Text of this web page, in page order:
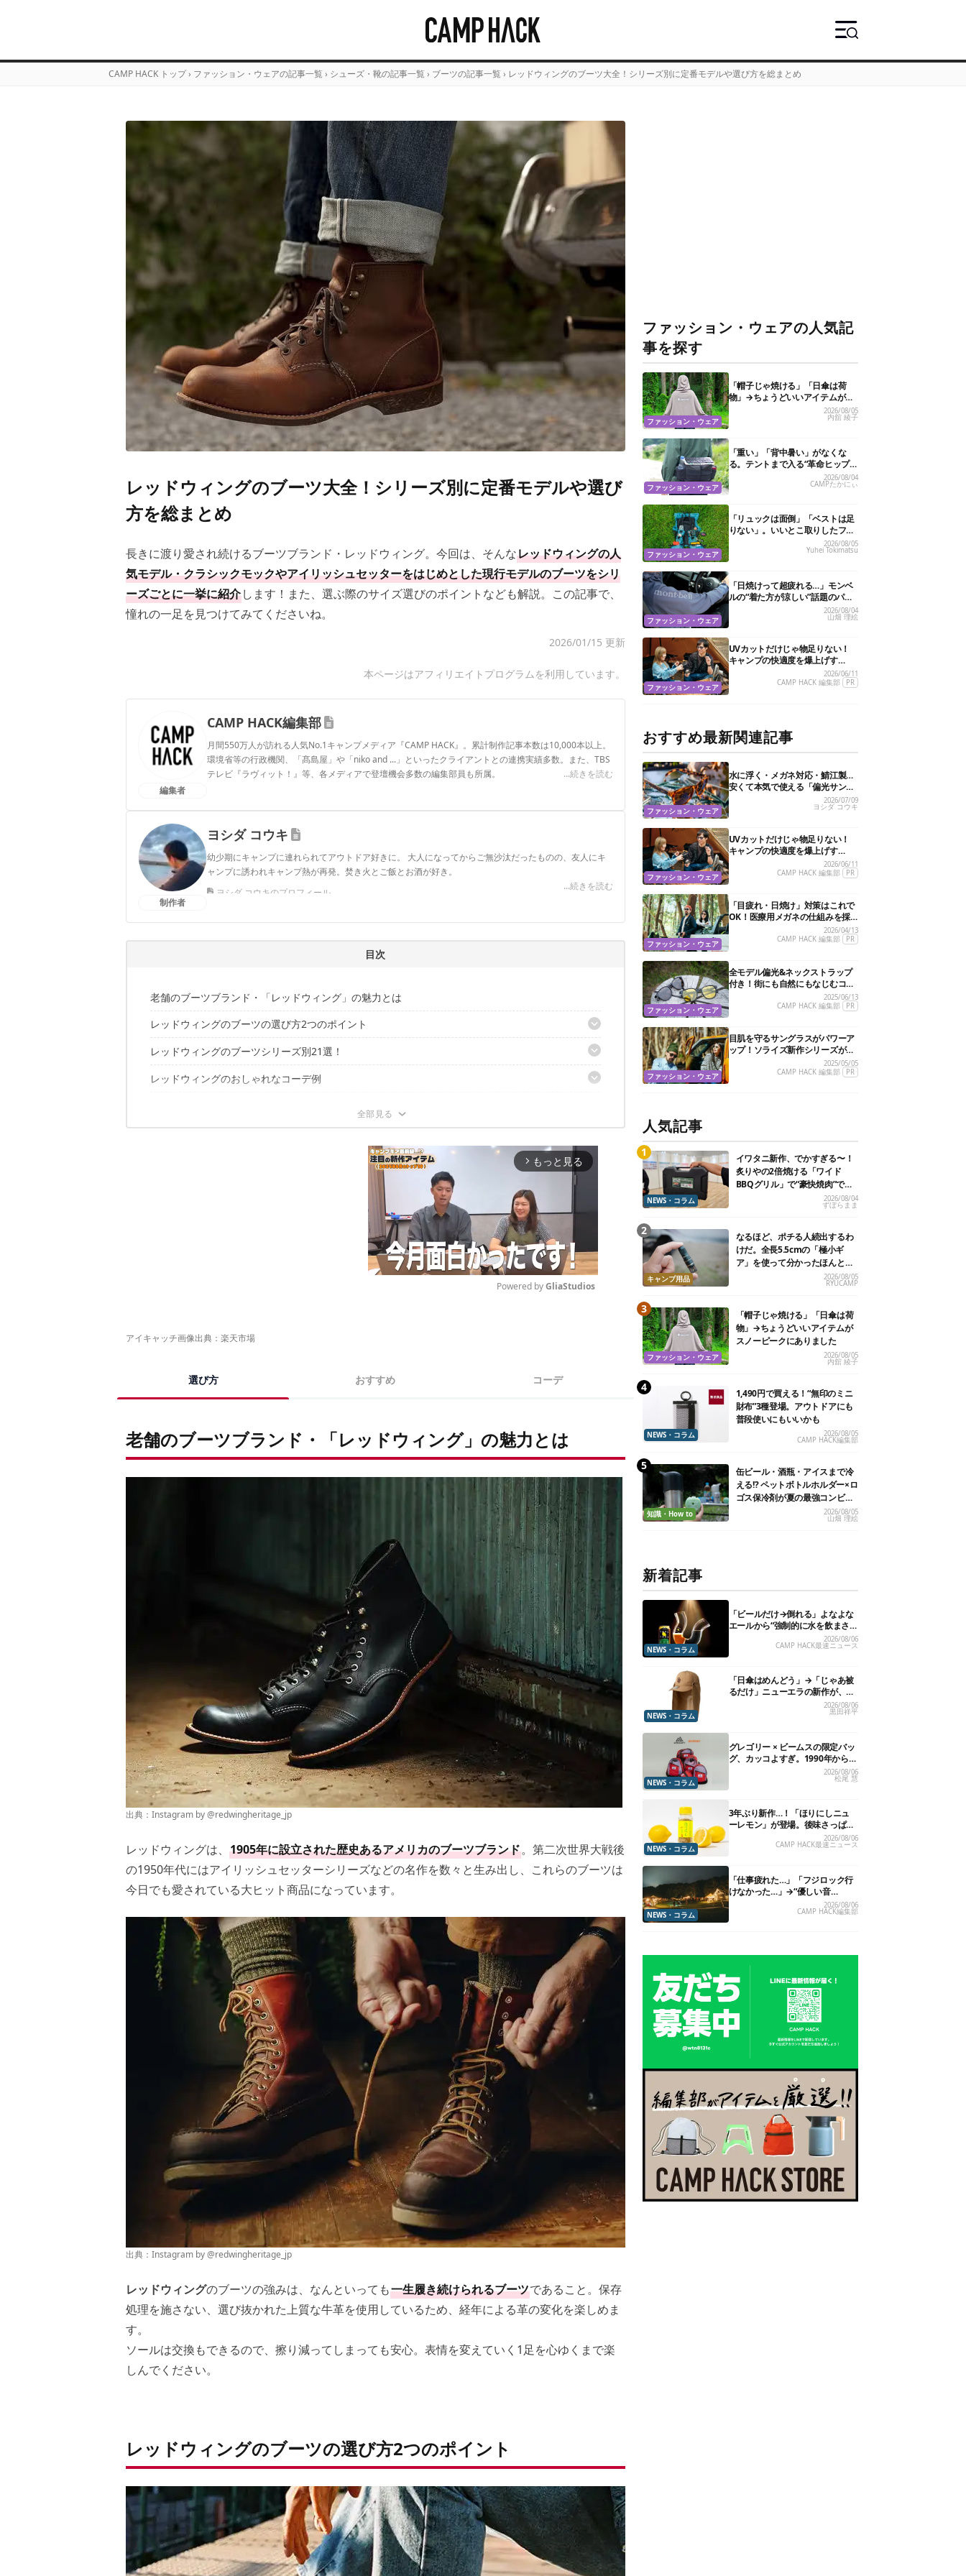
CAMP HACK トップ › ファッション・ウェアの記事一覧 › シューズ・靴の記事一覧 › ブーツの記事一覧 › レッドウィングのブーツ大全！シリーズ別に定番モデルや選び方を総まとめ
レッドウィングのブーツ大全！シリーズ別に定番モデルや選び
方を総まとめ
長きに渡り愛され続けるブーツブランド・レッドウィング。今回は、そんなレッドウィングの人
気モデル・クラシックモックやアイリッシュセッターをはじめとした現行モデルのブーツをシリ
ーズごとに一挙に紹介します！また、選ぶ際のサイズ選びのポイントなども解説。この記事で、
憧れの一足を見つけてみてくださいね。
2026/01/15 更新
本ページはアフィリエイトプログラムを利用しています。
編集者
CAMP HACK編集部
月間550万人が訪れる人気No.1キャンプメディア『CAMP HACK』。累計制作記事本数は10,000本以上。
環境省等の行政機関、「髙島屋」や「niko and ...」といったクライアントとの連携実績多数。また、TBS
テレビ『ラヴィット！』等、各メディアで登壇機会多数の編集部員も所属。
...続きを読む
制作者
ヨシダ コウキ
幼少期にキャンプに連れられてアウトドア好きに。 大人になってからご無沙汰だったものの、友人にキ
ャンプに誘われキャンプ熱が再発。焚き火とご飯とお酒が好き。
...続きを読む
ヨシダ コウキのプロフィール
目次
老舗のブーツブランド・「レッドウィング」の魅力とは
レッドウィングのブーツの選び方2つのポイント
①靴ごとにサイズ感は違う！できる限り試着が◎
レッドウィングのブーツシリーズ別21選！
アイリッシュセッター&クラシック
ブラックスミス
レッドウィングのおしゃれなコーデ例
ウィークエンダー チャッカ
レッドウィングのブーツに関するこちらの記事もおすすめ
arrow_forward_ios もっと見る
Powered by GliaStudios
アイキャッチ画像出典： 楽天市場
選び方 おすすめ コーデ
老舗のブーツブランド・「レッドウィング」の魅力とは
出典：Instagram by@redwingheritage_jp
レッドウィングは、 1905年に設立された歴史あるアメリカのブーツブランド。第二次世界大戦後
の1950年代にはアイリッシュセッターシリーズなどの名作を数々と生み出し、これらのブーツは
今日でも愛されている大ヒット商品になっています。
出典：Instagram by@redwingheritage_jp
レッドウィングのブーツの強みは、なんといっても一生履き続けられるブーツであること。保存
処理を施さない、選び抜かれた上質な牛革を使用しているため、経年による革の変化を楽しめま
す。
ソールは交換もできるので、擦り減ってしまっても安心。表情を変えていく1足を心ゆくまで楽
しんでください。
レッドウィングのブーツの選び方2つのポイント
ファッション・ウェアの人気記
事を探す
ファッション・ウェア
「帽子じゃ焼ける」「日傘は荷
物」→ちょうどいいアイテムがス
ノーピークにありました
2026/08/05
内舘 綾子
ファッション・ウェア
「重い」「背中暑い」がなくな
る。テントまで入る“革命ヒップ
バッグ”が夏のアウトドアを身軽
にしてくれた
2026/08/04
CAMPたかにぃ
ファッション・ウェア
「リュックは面倒」「ベストは足
りない」。いいとこ取りしたフェ
ス特化バッグがあるんです2026/08/05
Yuhei Tokimatsu
ファッション・ウェア
「日焼けって超疲れる…」モンベ
ルの“着た方が涼しい”話題のパー
カ試したら、真夏の救世主だった
2026/08/04
山畑 理絵
ファッション・ウェア
UVカットだけじゃ物足りない！
キャンプの快適度を爆上げす
る“特殊機能”サングラス3選2026/06/11
CAMP HACK 編集部
PR
おすすめ最新関連記事
ファッション・ウェア
水に浮く・メガネ対応・鯖江製…
安くて本気で使える「偏光サング
ラス」おすすめ10選
2026/07/09
ヨシダ コウキ
ファッション・ウェア
UVカットだけじゃ物足りない！
キャンプの快適度を爆上げす
る“特殊機能”サングラス3選2026/06/11
CAMP HACK 編集部
PR
ファッション・ウェア
「目疲れ・日焼け」対策はこれで
OK！医療用メガネの仕組みを採
用した新作サングラスがすごかっ
2026/04/13
CAMP HACK 編集部
PR
ファッション・ウェア
全モデル偏光&ネックストラップ
付き！街にも自然にもなじむコス
パ抜群の万能サングラスを見つけ
たぞ
2025/06/13
CAMP HACK 編集部
PR
ファッション・ウェア
目肌を守るサングラスがパワーア
ップ！ソライズ新作シリーズがさ
らに進化してタフになったぞ2025/05/05
CAMP HACK 編集部
PR
人気記事
NEWS・コラム
イワタニ新作、でかすぎる〜！
炙りやの2倍焼ける「ワイド
BBQグリル」で“豪快焼肉”でき
2026/08/04
ずぼらまま
キャンプ用品
なるほど、ポチる人続出するわ
けだ。全長5.5cmの「極小ギ
ア」を使って分かったほんとの
2026/08/05
RYUCAMP
ファッション・ウェア
「帽子じゃ焼ける」「日傘は荷
物」→ちょうどいいアイテムが
スノーピークにありました
2026/08/05
内舘 綾子
NEWS・コラム
1,490円で買える！“無印のミニ
財布”3種登場。アウトドアにも
普段使いにもいいかも
2026/08/05
CAMP HACK編集部
知識・How to
缶ビール・酒瓶・アイスまで冷
える!? ペットボトルホルダー×ロ
ゴス保冷剤が夏の最強コンビだ
2026/08/05
山畑 理絵
新着記事
NEWS・コラム
「ビールだけ→倒れる」よなよな
エールから“強制的に水を飲まさ
2026/08/06
CAMP HACK最速ニュース
NEWS・コラム
「日傘はめんどう」→「じゃあ被
るだけ」ニューエラの新作が、真
2026/08/06
黒田祥平
NEWS・コラム
グレゴリー × ビームスの限定バッ
グ、カッコよすぎ。1990年から“3
年のみ使用”されていた、紫タグ
2026/08/06
松尾 慧
NEWS・コラム
3年ぶり新作…！「ほりにしニュ
ーレモン」が登場。後味さっぱり
の万能スパイス！【8月21日発
2026/08/06
CAMP HACK最速ニュース
NEWS・コラム
「仕事疲れた…」「フジロック行
けなかった…」→“優しい音
楽”と“大きな自然”で治癒。まだ間
2026/08/06
CAMP HACK編集部